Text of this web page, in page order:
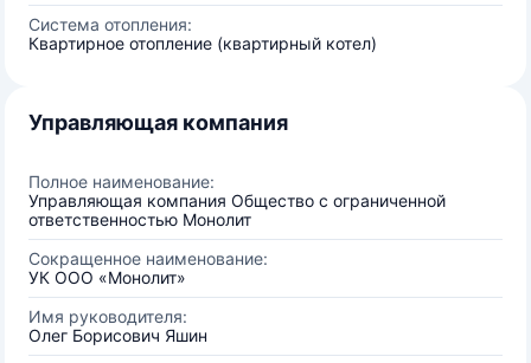
Система отопления:
Квартирное отопление (квартирный котел)
Управляющая компания
Полное наименование:
Управляющая компания Общество с ограниченной
ответственностью Монолит
Сокращенное наименование:
УК ООО «Монолит»
Имя руководителя:
Олег Борисович Яшин